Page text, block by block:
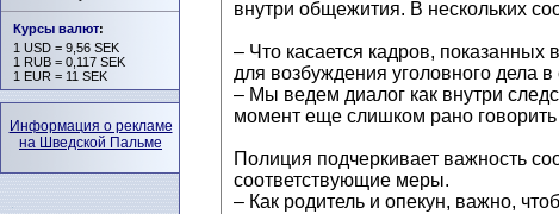
внутри общежития. В нескольких
– Что касается кадров, показанных
для возбуждения уголовного дела
– Мы ведем диалог как внутри
момент еще слишком рано
Полиция подчеркивает важность
соответствующие меры.
– Как родитель и опекун, важно,
Курсы валют:
1 USD = 9,56 SEK
1 RUB = 0,117 SEK
1 EUR = 11 SEK
Информация о рекламе
на Шведской Пальме